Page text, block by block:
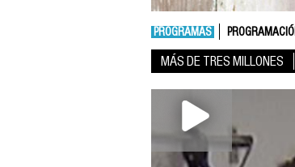
PROGRAMAS
MÁS DE TRES MILLONES